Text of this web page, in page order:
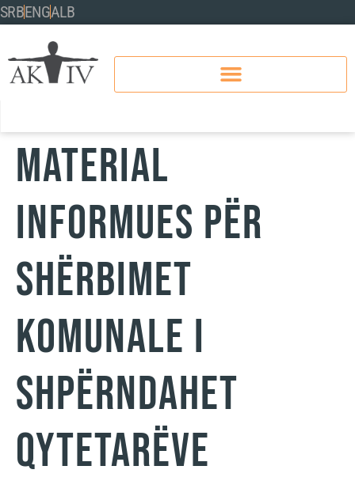
SRBENGALB
Material
informues për
shërbimet
komunale i
shpërndahet
qytetarëve